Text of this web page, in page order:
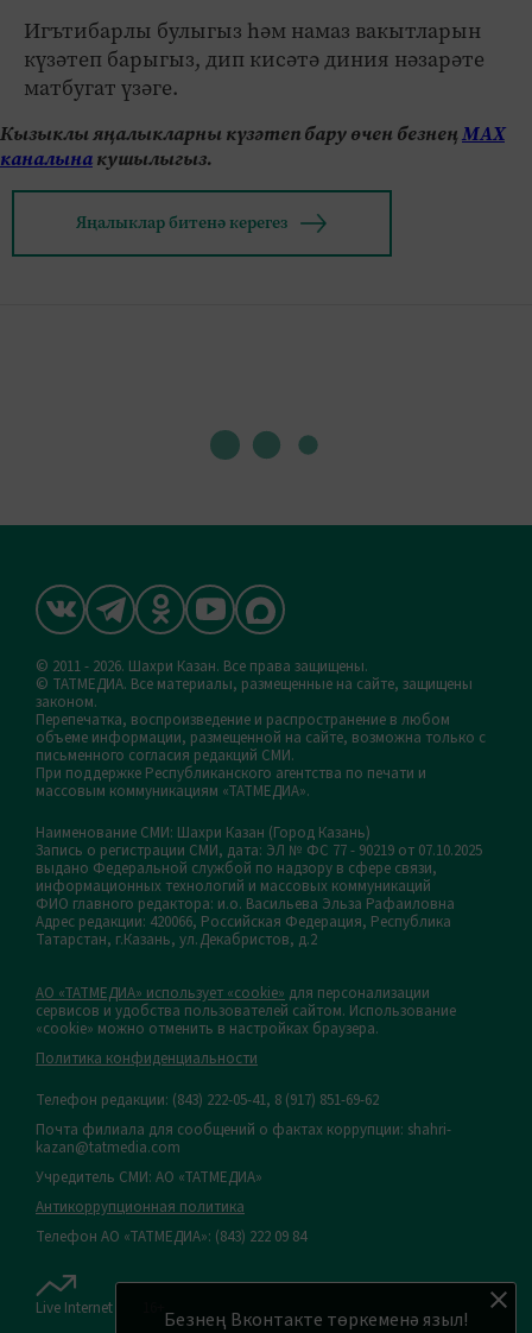
Игътибарлы булыгыз һәм намаз вакытларын
күзәтеп барыгыз, дип кисәтә диния нәзарәте
матбугат үзәге.
Кызыклы яңалыкларны күзәтеп бару өчен безнеңМАХ
каналынакушылыгыз.
Яңалыклар битенә керегез
Безнең Вконтакте төркеменә языл!
© 2011 - 2026. Шахри Казан. Все права защищены.
© ТАТМЕДИА. Все материалы, размещенные на сайте, защищены
законом.
Перепечатка, воспроизведение и распространение в любом
объеме информации, размещенной на сайте, возможна только с
письменного согласия редакций СМИ.
При поддержке Республиканского агентства по печати и
массовым коммуникациям «ТАТМЕДИА».
Наименование СМИ: Шахри Казан (Город Казань)
Запись о регистрации СМИ, дата: ЭЛ № ФС 77 - 90219 от 07.10.2025
выдано Федеральной службой по надзору в сфере связи,
информационных технологий и массовых коммуникаций
ФИО главного редактора: и.о. Васильева Эльза Рафаиловна
Адрес редакции: 420066, Российская Федерация, Республика
Татарстан, г.Казань, ул.Декабристов, д.2
АО «ТАТМЕДИА» использует «cookie» для персонализации
сервисов и удобства пользователей сайтом. Использование
«cookie» можно отменить в настройках браузера.
Политика конфиденциальности
Телефон редакции: (843) 222-05-41, 8 (917) 851-69-62
Почта филиала для сообщений о фактах коррупции: shahri-
kazan@tatmedia.com
Учредитель СМИ: АО «ТАТМЕДИА»
Антикоррупционная политика
Телефон АО «ТАТМЕДИА»: (843) 222 09 84
Live Internet